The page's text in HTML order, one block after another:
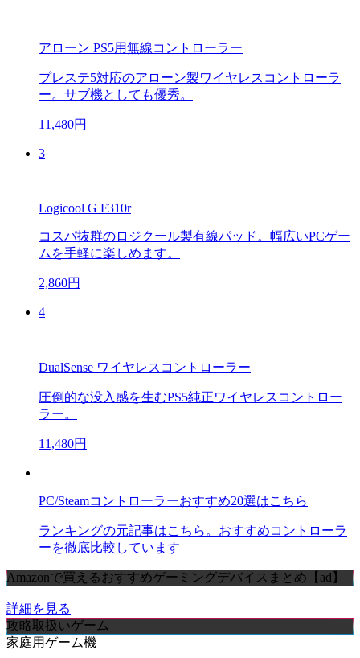
アローン PS5用無線コントローラー
プレステ5対応のアローン製ワイヤレスコントローラ
ー。サブ機としても優秀。
11,480円
3
Logicool G F310r
コスパ抜群のロジクール製有線パッド。幅広いPCゲー
ムを手軽に楽しめます。
2,860円
4
DualSense ワイヤレスコントローラー
圧倒的な没入感を生むPS5純正ワイヤレスコントロー
ラー。
11,480円
PC/Steamコントローラーおすすめ20選はこちら
ランキングの元記事はこちら。おすすめコントローラ
ーを徹底比較しています
Amazonで買えるおすすめゲーミングデバイスまとめ【ad】
詳細を見る
攻略取扱いゲーム
家庭用ゲーム機